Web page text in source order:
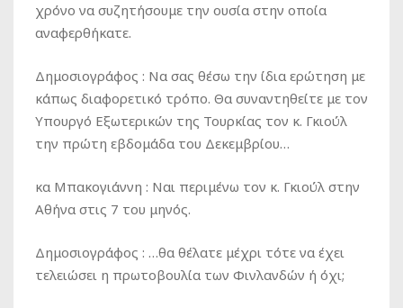
χρόνο να συζητήσουμε την ουσία στην οποία
αναφερθήκατε.
Δημοσιογράφος : Να σας θέσω την ίδια ερώτηση με
κάπως διαφορετικό τρόπο. Θα συναντηθείτε με τον
Υπουργό Εξωτερικών της Τουρκίας τον κ. Γκιούλ
την πρώτη εβδομάδα του Δεκεμβρίου…
κα Μπακογιάννη : Ναι περιμένω τον κ. Γκιούλ στην
Αθήνα στις 7 του μηνός.
Δημοσιογράφος : …θα θέλατε μέχρι τότε να έχει
τελειώσει η πρωτοβουλία των Φινλανδών ή όχι;